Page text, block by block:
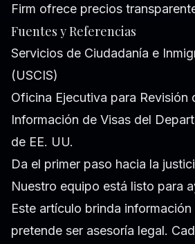
Firm ofrece precios
Fuentes y Referencias
Servicios de Ciudadanía e
(USCIS)
Oficina Ejecutiva para Revisión
Información de Visas del
de EE. UU.
Da el primer paso hacia la
Nuestro equipo está listo para
Este artículo brinda
pretende ser asesoría legal.